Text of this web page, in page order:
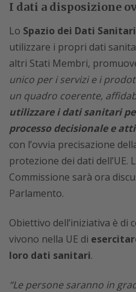
I dati a disposizione
Lo Spazio dei Dati Sanitari
utilizzare i propri dati
altri Stati Membri,
unico per i servizi e i
un quadro coerente,
utilizzare i dati sanitari
processo decisionale e
con l’ovvia precisazione
protezione dei dati dell’UE.
Commissione sarà ora
Parlamento.
Obiettivo dell’iniziativa è di
vivono nella UE di
loro dati sanitari.
“Le persone saranno in